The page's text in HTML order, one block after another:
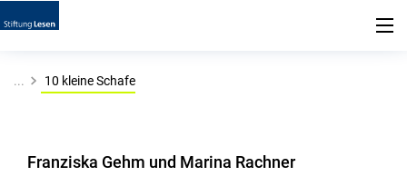
... 10 kleine Schafe
Franziska Gehm und Marina Rachner